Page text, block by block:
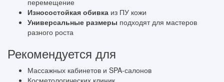
перемещение
Износостойкая обивка из ПУ кожи
Универсальные размеры подходят для мастеров
разного роста
Рекомендуется для
Массажных кабинетов и SPA-салонов
Косметологических клиник